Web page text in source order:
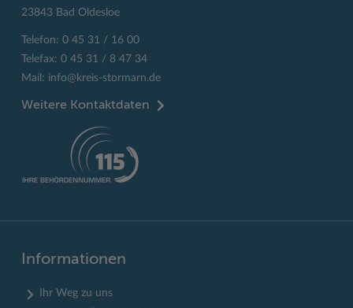
23843 Bad Oldesloe
Telefon: 0 45 31 / 16 00
Telefax: 0 45 31 / 8 47 34
Mail: info@kreis-stormarn.de
Weitere Kontaktdaten
Informationen
Ihr Weg zu uns